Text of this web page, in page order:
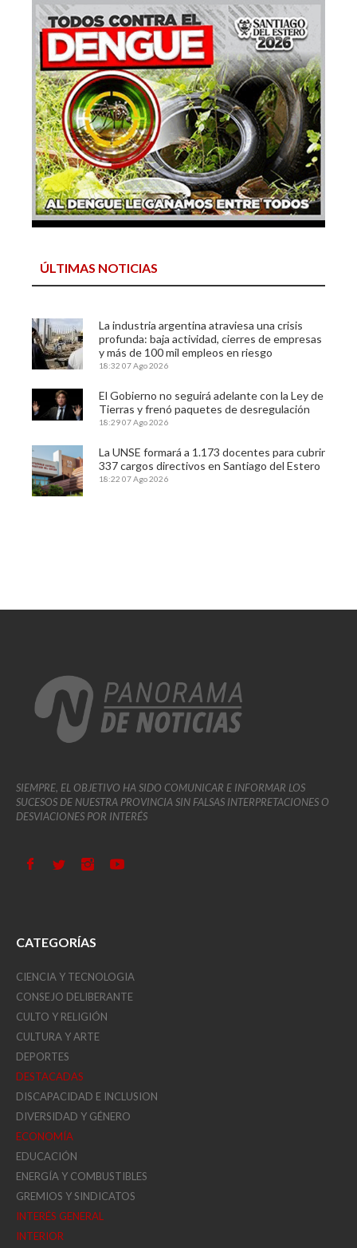
ÚLTIMAS NOTICIAS
La industria argentina atraviesa una crisis
profunda: baja actividad, cierres de empresas
y más de 100 mil empleos en riesgo
18:32 07 Ago 2026
El Gobierno no seguirá adelante con la Ley de
Tierras y frenó paquetes de desregulación
18:2907 Ago 2026
La UNSE formará a 1.173 docentes para cubrir
337 cargos directivos en Santiago del Estero
18:22 07 Ago 2026
SIEMPRE, EL OBJETIVO HA SIDO COMUNICAR E INFORMAR LOS
SUCESOS DE NUESTRA PROVINCIA SIN FALSAS INTERPRETACIONES O
DESVIACIONES POR INTERÉS
CATEGORÍAS
CIENCIA Y TECNOLOGIA
CONSEJO DELIBERANTE
CULTO Y RELIGIÓN
CULTURA Y ARTE
DEPORTES
DESTACADAS
DISCAPACIDAD E INCLUSION
DIVERSIDAD Y GÉNERO
ECONOMÍA
EDUCACIÓN
ENERGÍA Y COMBUSTIBLES
GREMIOS Y SINDICATOS
INTERÉS GENERAL
INTERIOR